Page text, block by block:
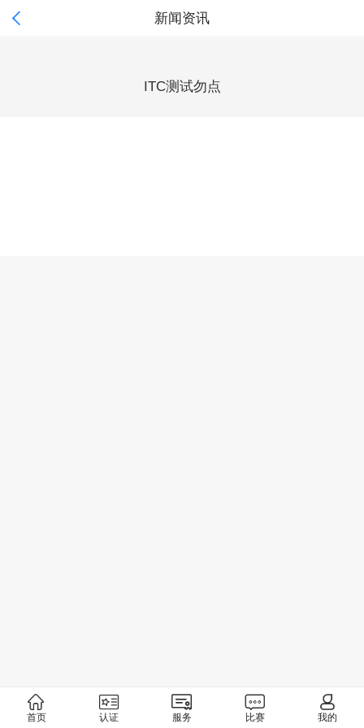
 新闻资讯
ITC测试勿点
首页 认证 服务 比赛 我的